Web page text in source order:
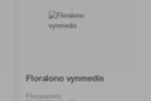
Floralono vynmedis
Floraservis